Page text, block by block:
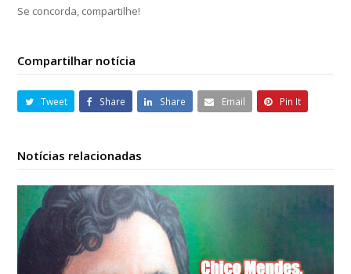
Se concorda, compartilhe!
Compartilhar notícia
Tweet Share Share Email Pin It
Notícias relacionadas